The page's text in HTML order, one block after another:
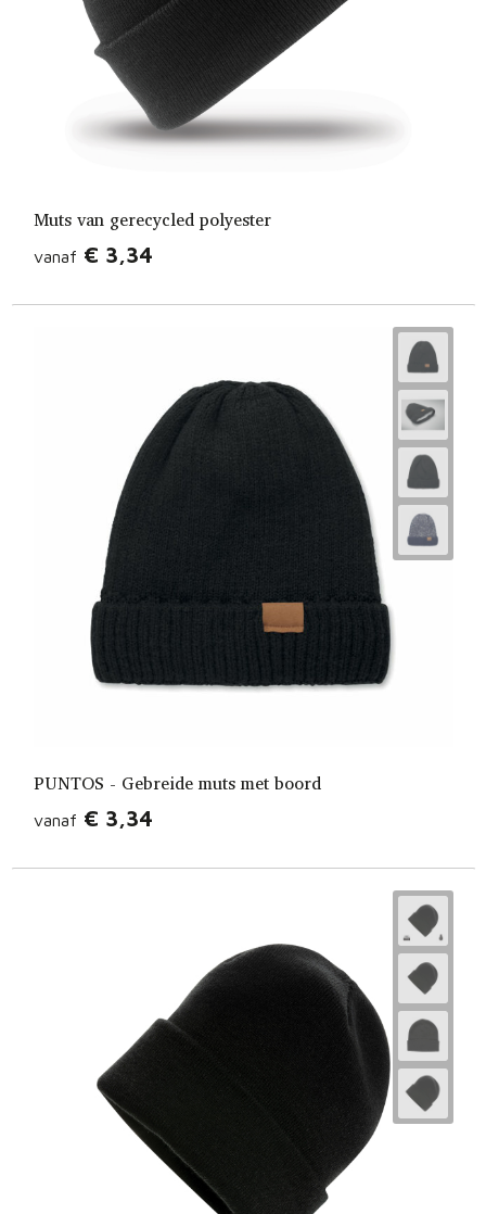
Muts van gerecycled polyester
vanaf € 3,34
PUNTOS - Gebreide muts met boord
vanaf € 3,34